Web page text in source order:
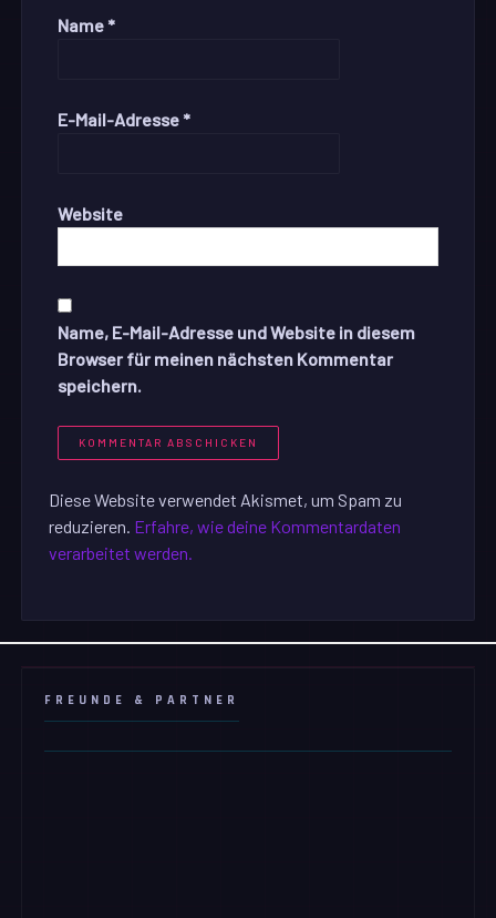
Name *
E-Mail-Adresse *
Website
Name, E-Mail-Adresse und Website in diesem
Browser für meinen nächsten Kommentar
speichern.
Diese Website verwendet Akismet, um Spam zu
reduzieren. Erfahre, wie deine Kommentardaten
verarbeitet werden.
FREUNDE & PARTNER